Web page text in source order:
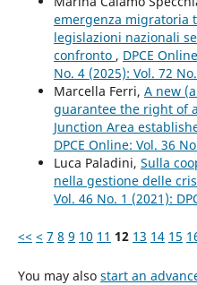
emergenza migratoria
legislazioni nazionali
confronto , DPCE
No. 4 (2025): Vol. 72
Marcella Ferri, A new
guarantee the right of
Junction Area
DPCE Online: Vol. 36
Luca Paladini, Sulla
nella gestione delle
Vol. 46 No. 1 (2021):
<< < 7 8 9 10 11 12 13 14 15
You may also start an